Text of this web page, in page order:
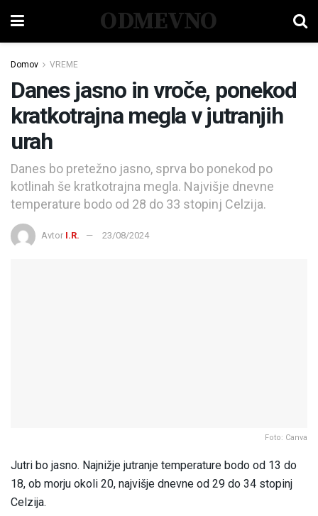
ODMEVNO
Domov VREME
Danes jasno in vroče, ponekod
kratkotrajna megla v jutranjih
urah
Danes bo pretežno jasno, sprva bo ponekod po
kotlinah še kratkotrajna megla. Najvišje dnevne
temperature bodo od 28 do 33 stopinj Celzija.
Avtor I.R. 23/08/2024
Foto: Canva
Jutri bo jasno. Najnižje jutranje temperature bodo od 13 do
18, ob morju okoli 20, najvišje dnevne od 29 do 34 stopinj
Celzija.